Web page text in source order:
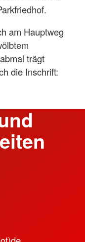
am Hauptweg
trägt
die Inschrift: